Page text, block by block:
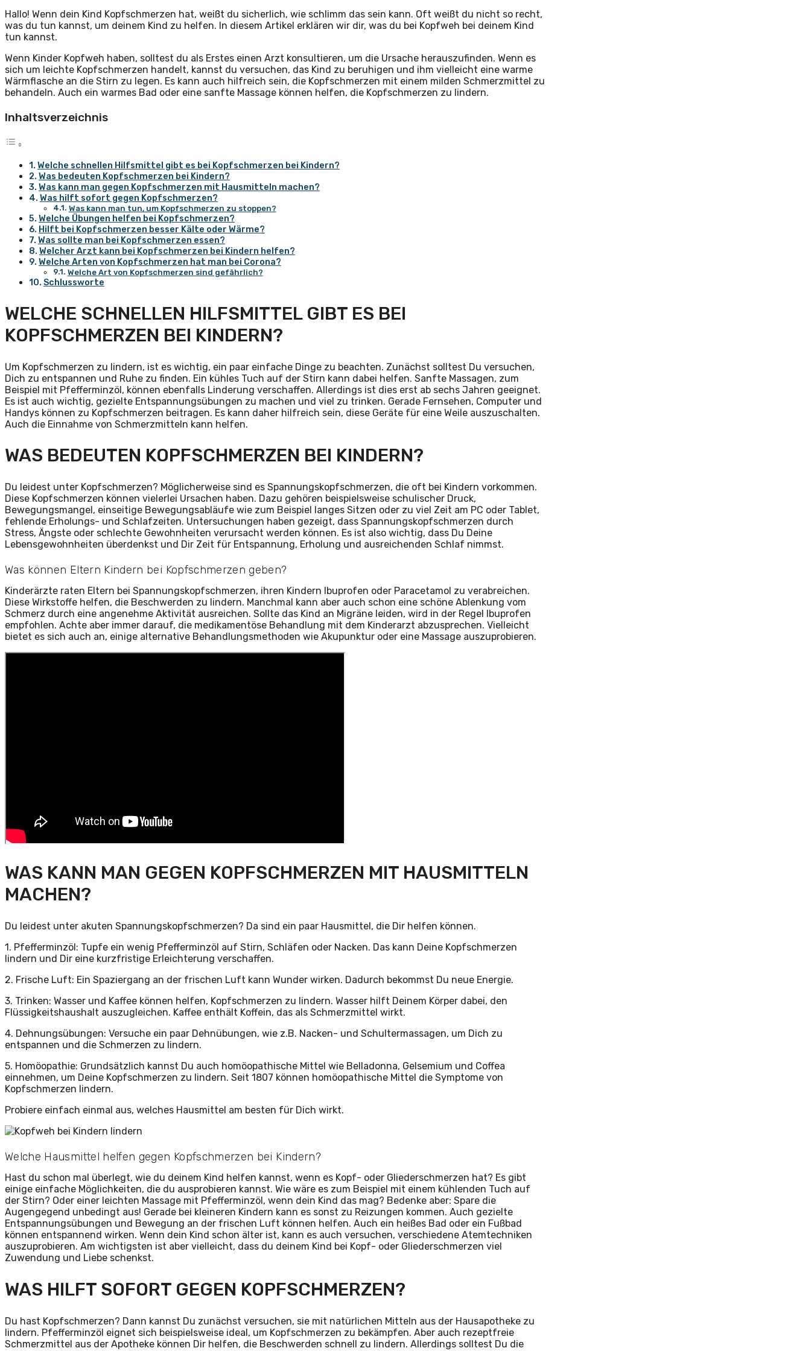
Hallo! Wenn dein Kind Kopfschmerzen hat, weißt du sicherlich, wie schlimm das sein kann. Oft weißt du nicht so recht,
was du tun kannst, um deinem Kind zu helfen. In diesem Artikel erklären wir dir, was du bei Kopfweh bei deinem Kind
tun kannst.
Wenn Kinder Kopfweh haben, solltest du als Erstes einen Arzt konsultieren, um die Ursache herauszufinden. Wenn es
sich um leichte Kopfschmerzen handelt, kannst du versuchen, das Kind zu beruhigen und ihm vielleicht eine warme
Wärmflasche an die Stirn zu legen. Es kann auch hilfreich sein, die Kopfschmerzen mit einem milden Schmerzmittel zu
behandeln. Auch ein warmes Bad oder eine sanfte Massage können helfen, die Kopfschmerzen zu lindern.
Inhaltsverzeichnis
Welche schnellen Hilfsmittel gibt es bei Kopfschmerzen bei Kindern?
Was bedeuten Kopfschmerzen bei Kindern?
Was kann man gegen Kopfschmerzen mit Hausmitteln machen?
Was hilft sofort gegen Kopfschmerzen?
Was kann man tun, um Kopfschmerzen zu stoppen?
Welche Übungen helfen bei Kopfschmerzen?
Hilft bei Kopfschmerzen besser Kälte oder Wärme?
Was sollte man bei Kopfschmerzen essen?
Welcher Arzt kann bei Kopfschmerzen bei Kindern helfen?
Welche Arten von Kopfschmerzen hat man bei Corona?
Welche Art von Kopfschmerzen sind gefährlich?
Schlussworte
WELCHE SCHNELLEN HILFSMITTEL GIBT ES BEI
KOPFSCHMERZEN BEI KINDERN?
Um Kopfschmerzen zu lindern, ist es wichtig, ein paar einfache Dinge zu beachten. Zunächst solltest Du versuchen,
Dich zu entspannen und Ruhe zu finden. Ein kühles Tuch auf der Stirn kann dabei helfen. Sanfte Massagen, zum
Beispiel mit Pfefferminzöl, können ebenfalls Linderung verschaffen. Allerdings ist dies erst ab sechs Jahren geeignet.
Es ist auch wichtig, gezielte Entspannungsübungen zu machen und viel zu trinken. Gerade Fernsehen, Computer und
Handys können zu Kopfschmerzen beitragen. Es kann daher hilfreich sein, diese Geräte für eine Weile auszuschalten.
Auch die Einnahme von Schmerzmitteln kann helfen.
WAS BEDEUTEN KOPFSCHMERZEN BEI KINDERN?
Du leidest unter Kopfschmerzen? Möglicherweise sind es Spannungskopfschmerzen, die oft bei Kindern vorkommen.
Diese Kopfschmerzen können vielerlei Ursachen haben. Dazu gehören beispielsweise schulischer Druck,
Bewegungsmangel, einseitige Bewegungsabläufe wie zum Beispiel langes Sitzen oder zu viel Zeit am PC oder Tablet,
fehlende Erholungs- und Schlafzeiten. Untersuchungen haben gezeigt, dass Spannungskopfschmerzen durch
Stress, Ängste oder schlechte Gewohnheiten verursacht werden können. Es ist also wichtig, dass Du Deine
Lebensgewohnheiten überdenkst und Dir Zeit für Entspannung, Erholung und ausreichenden Schlaf nimmst.
Was können Eltern Kindern bei Kopfschmerzen geben?
Kinderärzte raten Eltern bei Spannungskopfschmerzen, ihren Kindern Ibuprofen oder Paracetamol zu verabreichen.
Diese Wirkstoffe helfen, die Beschwerden zu lindern. Manchmal kann aber auch schon eine schöne Ablenkung vom
Schmerz durch eine angenehme Aktivität ausreichen. Sollte das Kind an Migräne leiden, wird in der Regel Ibuprofen
empfohlen. Achte aber immer darauf, die medikamentöse Behandlung mit dem Kinderarzt abzusprechen. Vielleicht
bietet es sich auch an, einige alternative Behandlungsmethoden wie Akupunktur oder eine Massage auszuprobieren.
WAS KANN MAN GEGEN KOPFSCHMERZEN MIT HAUSMITTELN
MACHEN?
Du leidest unter akuten Spannungskopfschmerzen? Da sind ein paar Hausmittel, die Dir helfen können.
1. Pfefferminzöl: Tupfe ein wenig Pfefferminzöl auf Stirn, Schläfen oder Nacken. Das kann Deine Kopfschmerzen
lindern und Dir eine kurzfristige Erleichterung verschaffen.
2. Frische Luft: Ein Spaziergang an der frischen Luft kann Wunder wirken. Dadurch bekommst Du neue Energie.
3. Trinken: Wasser und Kaffee können helfen, Kopfschmerzen zu lindern. Wasser hilft Deinem Körper dabei, den
Flüssigkeitshaushalt auszugleichen. Kaffee enthält Koffein, das als Schmerzmittel wirkt.
4. Dehnungsübungen: Versuche ein paar Dehnübungen, wie z.B. Nacken- und Schultermassagen, um Dich zu
entspannen und die Schmerzen zu lindern.
5. Homöopathie: Grundsätzlich kannst Du auch homöopathische Mittel wie Belladonna, Gelsemium und Coffea
einnehmen, um Deine Kopfschmerzen zu lindern. Seit 1807 können homöopathische Mittel die Symptome von
Kopfschmerzen lindern.
Probiere einfach einmal aus, welches Hausmittel am besten für Dich wirkt.
Welche Hausmittel helfen gegen Kopfschmerzen bei Kindern?
Hast du schon mal überlegt, wie du deinem Kind helfen kannst, wenn es Kopf- oder Gliederschmerzen hat? Es gibt
einige einfache Möglichkeiten, die du ausprobieren kannst. Wie wäre es zum Beispiel mit einem kühlenden Tuch auf
der Stirn? Oder einer leichten Massage mit Pfefferminzöl, wenn dein Kind das mag? Bedenke aber: Spare die
Augengegend unbedingt aus! Gerade bei kleineren Kindern kann es sonst zu Reizungen kommen. Auch gezielte
Entspannungsübungen und Bewegung an der frischen Luft können helfen. Auch ein heißes Bad oder ein Fußbad
können entspannend wirken. Wenn dein Kind schon älter ist, kann es auch versuchen, verschiedene Atemtechniken
auszuprobieren. Am wichtigsten ist aber vielleicht, dass du deinem Kind bei Kopf- oder Gliederschmerzen viel
Zuwendung und Liebe schenkst.
WAS HILFT SOFORT GEGEN KOPFSCHMERZEN?
Du hast Kopfschmerzen? Dann kannst Du zunächst versuchen, sie mit natürlichen Mitteln aus der Hausapotheke zu
lindern. Pfefferminzöl eignet sich beispielsweise ideal, um Kopfschmerzen zu bekämpfen. Aber auch rezeptfreie
Schmerzmittel aus der Apotheke können Dir helfen, die Beschwerden schnell zu lindern. Allerdings solltest Du die